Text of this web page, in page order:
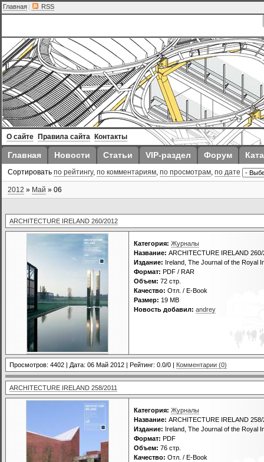
Главная | RSS
О сайте Правила сайта Контакты
Главная Новости Статьи VIP-раздел Форум
Сортировать по рейтингу, по комментариям, по просмотрам, по дате
2012 » Май » 06
ARCHITECTURE IRELAND 260/2012
Категория: Журналы
Название: ARCHITECTURE IRELAND 260/
Издание: Ireland, The Journal of the Royal
Формат: PDF / RAR
Объем: 72 стр.
Качество: Отл. / E-Book
Размер: 19 MB
Новость добавил: andrey
Просмотров: 4402 | Дата: 06 Май 2012 | Рейтинг: 0.0/0 | Комментарии (0)
ARCHITECTURE IRELAND 258/2011
Категория: Журналы
Название: ARCHITECTURE IRELAND 258/
Издание: Ireland, The Journal of the Royal
Формат: PDF
Объем: 76 стр.
Качество: Отл. / E-Book